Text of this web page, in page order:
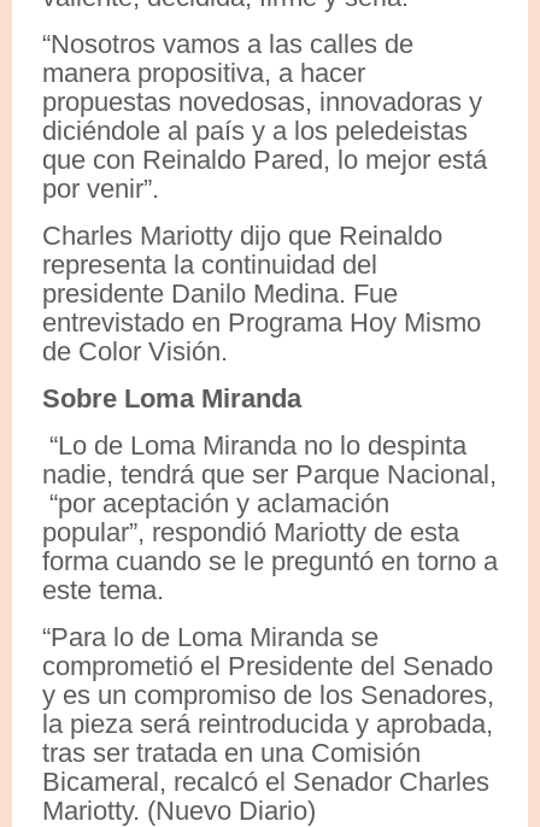
“Nosotros vamos a las calles de
manera propositiva, a hacer
propuestas novedosas, innovadoras y
diciéndole al país y a los peledeistas
que con Reinaldo Pared, lo mejor está
por venir”.
Charles Mariotty dijo que Reinaldo
representa la continuidad del
presidente Danilo Medina. Fue
entrevistado en Programa Hoy Mismo
de Color Visión.
Sobre Loma Miranda
“Lo de Loma Miranda no lo despinta
nadie, tendrá que ser Parque Nacional,
“por aceptación y aclamación
popular”, respondió Mariotty de esta
forma cuando se le preguntó en torno a
este tema.
“Para lo de Loma Miranda se
comprometió el Presidente del Senado
y es un compromiso de los Senadores,
la pieza será reintroducida y aprobada,
tras ser tratada en una Comisión
Bicameral, recalcó el Senador Charles
Mariotty. (Nuevo Diario)